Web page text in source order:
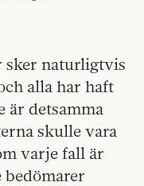
sker naturligtvis
alla har haft
detsamma
skulle vara
varje fall är
bedömarer